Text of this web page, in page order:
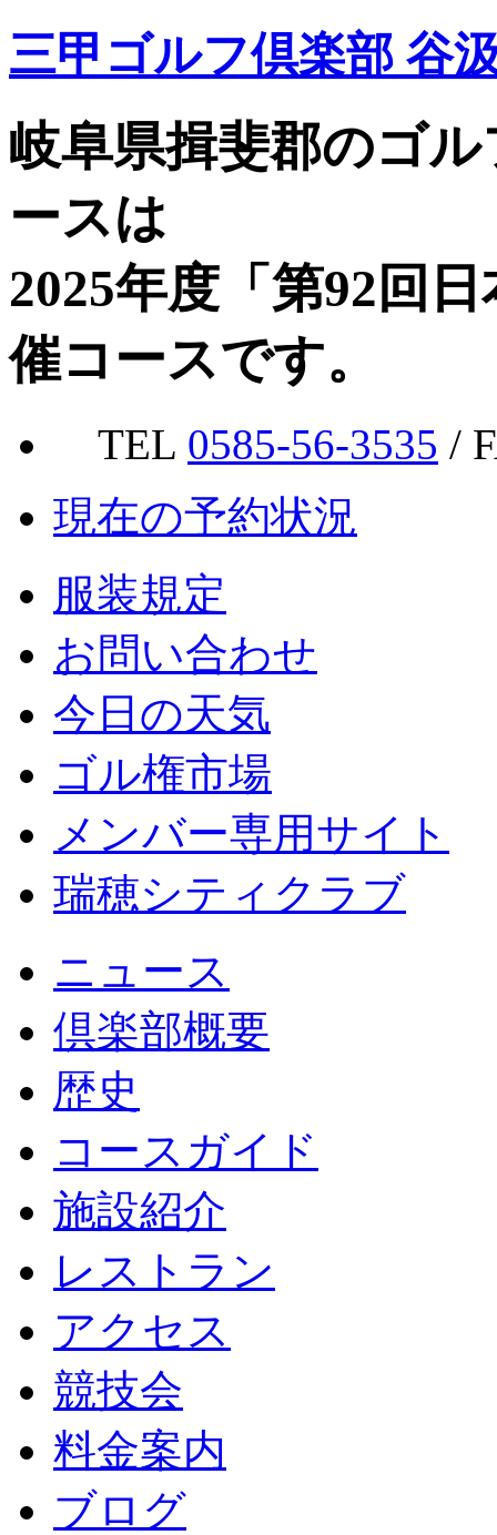
三甲ゴルフ倶楽部 谷
岐阜県揖斐郡のゴ
ースは
2025年度「第92回
催コースです。
TEL 0585-56-3535 /
現在の予約状況
服装規定
お問い合わせ
今日の天気
ゴル権市場
メンバー専用サイト
瑞穂シティクラブ
ニュース
倶楽部概要
歴史
コースガイド
施設紹介
レストラン
アクセス
競技会
料金案内
ブログ